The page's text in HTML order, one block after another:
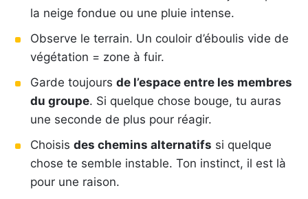
la neige fondue ou une pluie intense.
Observe le terrain. Un couloir d’éboulis vide de
végétation = zone à fuir.
Garde toujours de l’espace entre les membres
du groupe. Si quelque chose bouge, tu auras
une seconde de plus pour réagir.
Choisis des chemins alternatifs si quelque
chose te semble instable. Ton instinct, il est là
pour une raison.